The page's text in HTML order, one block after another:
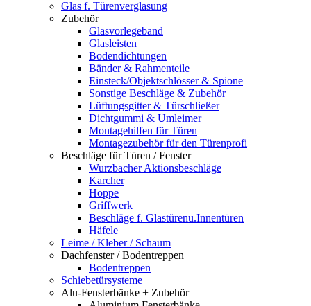
Glas f. Türenverglasung
Zubehör
Glasvorlegeband
Glasleisten
Bodendichtungen
Bänder & Rahmenteile
Einsteck/Objektschlösser & Spione
Sonstige Beschläge & Zubehör
Lüftungsgitter & Türschließer
Dichtgummi & Umleimer
Montagehilfen für Türen
Montagezubehör für den Türenprofi
Beschläge für Türen / Fenster
Wurzbacher Aktionsbeschläge
Karcher
Hoppe
Griffwerk
Beschläge f. Glastürenu.Innentüren
Häfele
Leime / Kleber / Schaum
Dachfenster / Bodentreppen
Bodentreppen
Schiebetürsysteme
Alu-Fensterbänke + Zubehör